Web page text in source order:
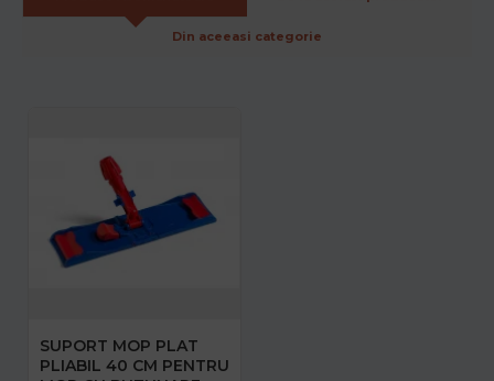
Din aceeasi categorie
SUPORT MOP PLAT
PLIABIL 40 CM PENTRU